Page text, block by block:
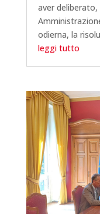
aver deliberato,
odierna, la
leggi tutto